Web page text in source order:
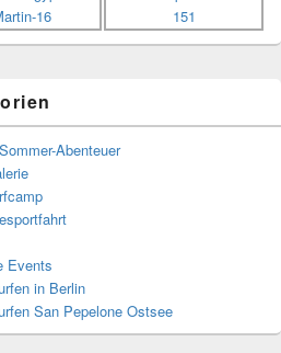
Abenteuer
Events
in Berlin
San Pepelone Ostsee